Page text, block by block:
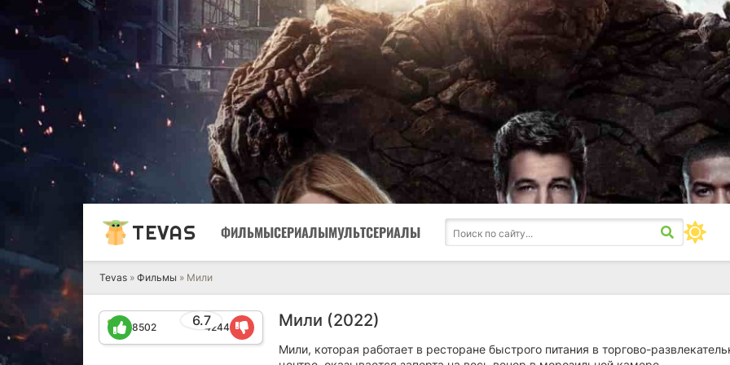
TEVAS ФИЛЬМЫСЕРИАЛЫМУЛЬТСЕРИАЛЫ
Tevas » Фильмы » Мили
Мили (2022)
6.7
8502 4244
Мили, которая работает в ресторане быстрого питания в торгово-